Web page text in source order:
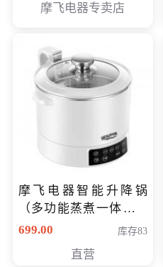
摩飞电器专卖店
摩飞电器智能升降锅
（多功能蒸煮一体锅）
（智能升降养生锅） 会
699.00 库存83
直营